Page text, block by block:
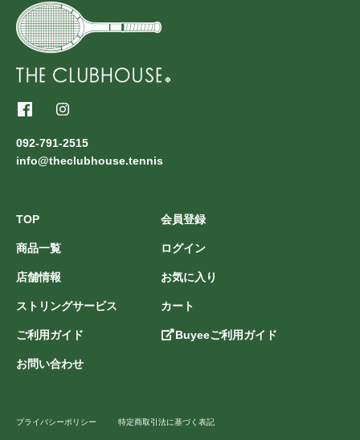
092-791-2515
info@theclubhouse.tennis
TOP
商品一覧
店舗情報
ストリングサービス
ご利用ガイド
お問い合わせ
会員登録
ログイン
お気に入り
カート
Buyeeご利用ガイド
プライバシーポリシー 特定商取引法に基づく表記